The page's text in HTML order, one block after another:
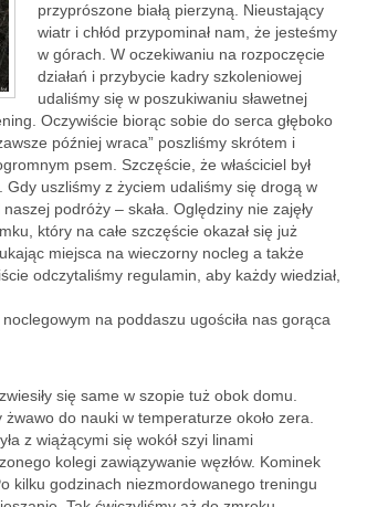
przyprószone białą pierzyną. Nieustający
wiatr i chłód przypominał nam, że jesteśmy
w górach. W oczekiwaniu na rozpoczęcie
działań i przybycie kadry szkoleniowej
udaliśmy się w poszukiwaniu sławetnej
Oczywiście biorąc sobie do serca głęboko
później wraca” poszliśmy skrótem i
psem. Szczęście, że właściciel był
Gdy uszliśmy z życiem udaliśmy się drogą w
podróży – skała. Oględziny nie zajęły
który na całe szczęście okazał się już
miejsca na wieczorny nocleg a także
odczytaliśmy regulamin, aby każdy wiedział,
na poddaszu ugościła nas gorąca
się same w szopie tuż obok domu.
do nauki w temperaturze około zera.
z wiążącymi się wokół szyi linami
kolegi zawiązywanie węzłów. Kominek
kilku godzinach niezmordowanego treningu